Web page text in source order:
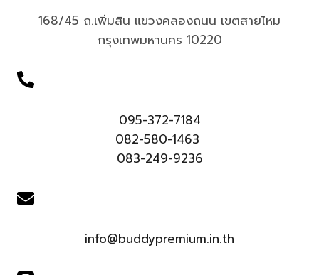
168/45 ถ.เพิ่มสิน แขวงคลองถนน เขตสายไหม
กรุงเทพมหานคร 10220
095-372-7184
082-580-1463
083-249-9236
info@buddypremium.in.th